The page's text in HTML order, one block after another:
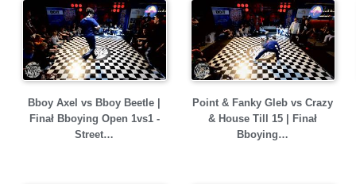
Bboy Axel vs Bboy Beetle |
Finał Bboying Open 1vs1 -
Street…
Point & Fanky Gleb vs Crazy
& House Till 15 | Finał
Bboying…